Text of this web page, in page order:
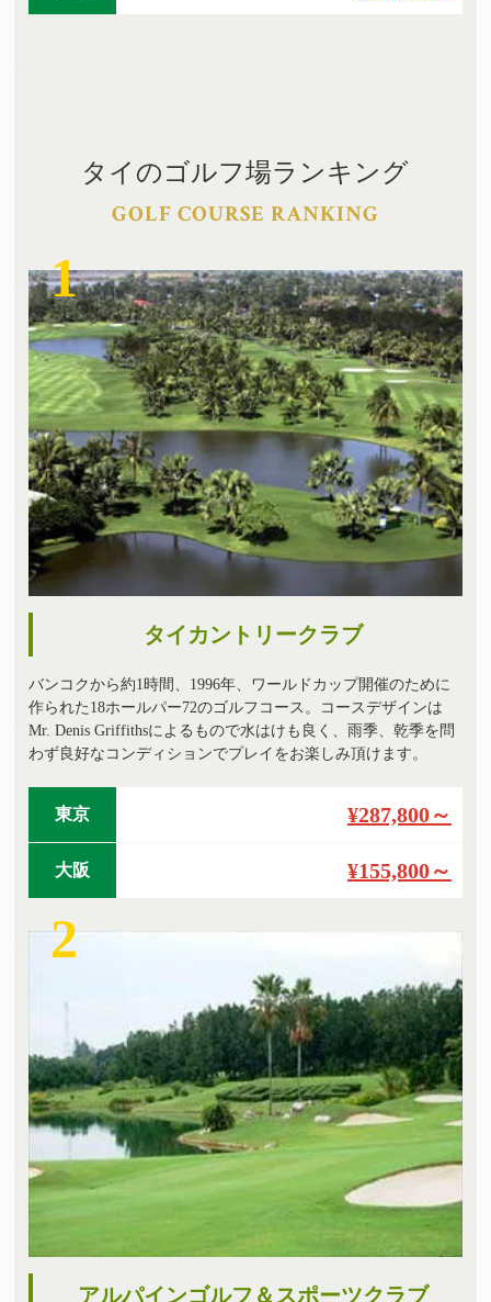
タイのゴルフ場ランキング
GOLF COURSE RANKING
1
タイカントリークラブ
バンコクから約1時間、1996年、ワールドカップ開催のために
作られた18ホールパー72のゴルフコース。コースデザインは
Mr. Denis Griffithsによるもので水はけも良く、雨季、乾季を問
わず良好なコンディションでプレイをお楽しみ頂けます。
東京 ¥287,800～
大阪 ¥155,800～
2
アルパインゴルフ＆スポーツクラブ